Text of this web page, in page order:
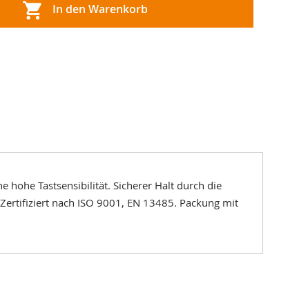
In den Warenkorb
hohe Tastsensibilität. Sicherer Halt durch die
nach ISO 9001, EN 13485. Packung mit